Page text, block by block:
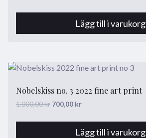
priset
1.000,00 kr.
priset
är:
700,00 kr.
Lägg till i varukorg
Nobelskiss no. 3 2022 fine art print
1.000,00kr Det
priset
700,00 krDet
priset
är:
Lägg till i varukorg